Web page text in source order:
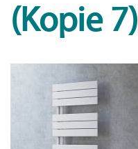
(Kopie 7)